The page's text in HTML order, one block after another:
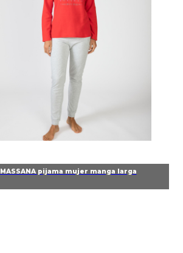
MASSANA pijama mujer manga larga